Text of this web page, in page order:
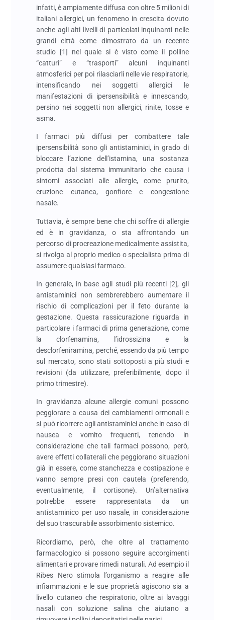
infatti, è ampiamente diffusa con oltre 5 milioni di
italiani allergici, un fenomeno in crescita dovuto
anche agli alti livelli di particolati inquinanti nelle
grandi città come dimostrato da un recente
studio [1] nel quale si è visto come il polline
“catturi” e “trasporti” alcuni inquinanti
atmosferici per poi rilasciarli nelle vie respiratorie,
intensificando nei soggetti allergici le
manifestazioni di ipersensibilità e innescando,
persino nei soggetti non allergici, rinite, tosse e
asma.
I farmaci più diffusi per combattere tale
ipersensibilità sono gli antistaminici, in grado di
bloccare l’azione dell’istamina, una sostanza
prodotta dal sistema immunitario che causa i
sintomi associati alle allergie, come prurito,
eruzione cutanea, gonfiore e congestione
nasale.
Tuttavia, è sempre bene che chi soffre di allergie
ed è in gravidanza, o sta affrontando un
percorso di procreazione medicalmente assistita,
si rivolga al proprio medico o specialista prima di
assumere qualsiasi farmaco.
In generale, in base agli studi più recenti [2], gli
antistaminici non sembrerebbero aumentare il
rischio di complicazioni per il feto durante la
gestazione. Questa rassicurazione riguarda in
particolare i farmaci di prima generazione, come
la clorfenamina, l’idrossizina e la
desclorfeniramina, perché, essendo da più tempo
sul mercato, sono stati sottoposti a più studi e
revisioni (da utilizzare, preferibilmente, dopo il
primo trimestre).
In gravidanza alcune allergie comuni possono
peggiorare a causa dei cambiamenti ormonali e
si può ricorrere agli antistaminici anche in caso di
nausea e vomito frequenti, tenendo in
considerazione che tali farmaci possono, però,
avere effetti collaterali che peggiorano situazioni
già in essere, come stanchezza e costipazione e
vanno sempre presi con cautela (preferendo,
eventualmente, il cortisone). Un’alternativa
potrebbe essere rappresentata da un
antistaminico per uso nasale, in considerazione
del suo trascurabile assorbimento sistemico.
Ricordiamo, però, che oltre al trattamento
farmacologico si possono seguire accorgimenti
alimentari e provare rimedi naturali. Ad esempio il
Ribes Nero stimola l’organismo a reagire alle
infiammazioni e le sue proprietà agiscono sia a
livello cutaneo che respiratorio, oltre ai lavaggi
nasali con soluzione salina che aiutano a